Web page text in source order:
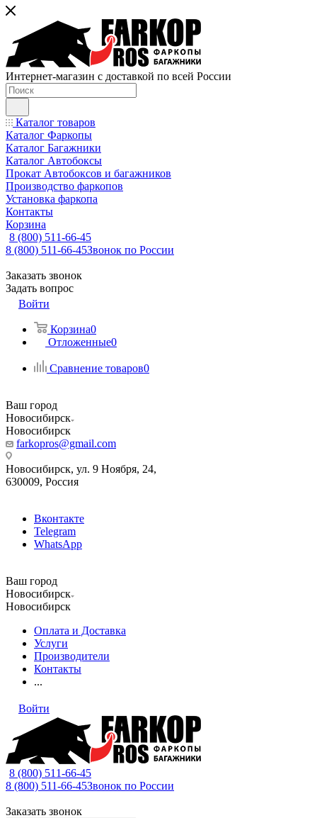
Интернет-магазин с доставкой по всей России
Каталог товаров
Каталог Фаркопы
Каталог Багажники
Каталог Автобоксы
Прокат Автобоксов и багажников
Производство фаркопов
Установка фаркопа
Контакты
Корзина
8 (800) 511-66-45
8 (800) 511-66-45Звонок по России
Заказать звонок
Задать вопрос
Войти
Корзина0
Отложенные0
Сравнение товаров0
Ваш город
Новосибирск
Новосибирск
farkopros@gmail.com
Новосибирск, ул. 9 Ноября, 24,
630009, Россия
Вконтакте
Telegram
WhatsApp
Ваш город
Новосибирск
Новосибирск
Оплата и Доставка
Услуги
Производители
Контакты
...
Войти
8 (800) 511-66-45
8 (800) 511-66-45Звонок по России
Заказать звонок